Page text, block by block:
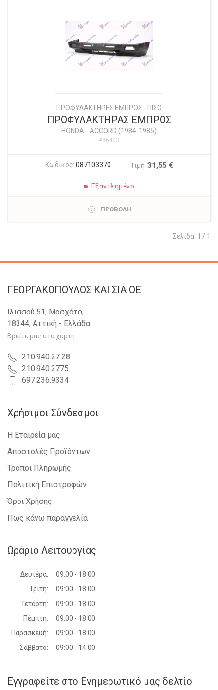
ΠΡΟΦΥΛΑΚΤΗΡΕΣ ΕΜΠΡΟΣ - ΠΙΣΩ
ΠΡΟΦΥΛΑΚΤΗΡΑΣ ΕΜΠΡΟΣ
HONDA - ACCORD (1984-1985)
#86423
Κωδικός: 087103370 Τιμή: 31,55 €
Εξαντλημένο
ΠΡΟΒΟΛΗ
Σελίδα: 1 / 1
ΓΕΩΡΓΑΚΟΠΟΥΛΟΣ KAI ΣΙΑ OE
Ιλισσού 51, Μοσχάτο,
18344, Αττική - Ελλάδα
Βρείτε μας στο χάρτη
210.940.27.28
210.940.2775
697.236.9334
Χρήσιμοι Σύνδεσμοι
Η Εταιρεία μας
Αποστολές Προϊόντων
Τρόποι Πληρωμής
Πολιτική Επιστροφών
Όροι Χρήσης
Πως κάνω παραγγελία
Ωράριο Λειτουργίας
Δευτέρα:
09:00 - 18:00
Τρίτη:
09:00 - 18:00
Τετάρτη:
09:00 - 18:00
Πέμπτη:
09:00 - 18:00
Παρασκευή:
09:00 - 18:00
Σάββατο:
09:00 - 14:00
Εγγραφείτε στο Ενημερωτικό μας δελτίο